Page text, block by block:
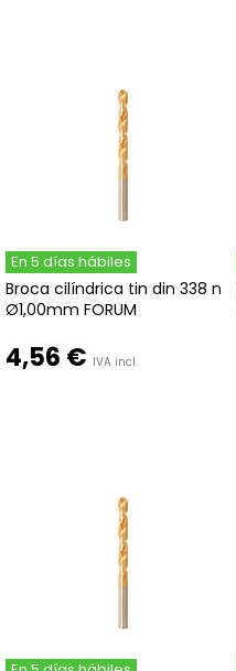
En 5 días hábiles
Broca cilíndrica tin din 338 n
Ø1,00mm FORUM
4,56 € IVA incl.